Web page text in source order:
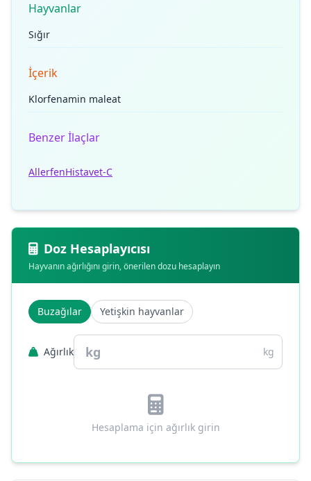
Hayvanlar
Sığır
İçerik
Klorfenamin maleat
Benzer İlaçlar
AllerfenHistavet-C
Doz Hesaplayıcısı
Hayvanın ağırlığını girin, önerilen dozu hesaplayın
Buzağılar Yetişkin hayvanlar
Ağırlık kg
Hesaplama için ağırlık girin